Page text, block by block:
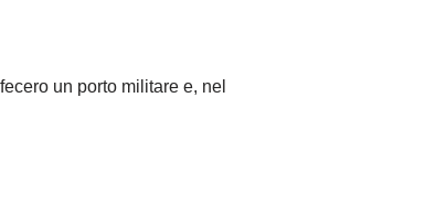
un porto militare e, nel